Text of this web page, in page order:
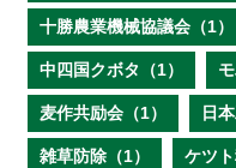
十勝農業機械協議会（1）
中四国クボタ（1）
麦作共励会（1） 日
雑草防除（1） ケツ